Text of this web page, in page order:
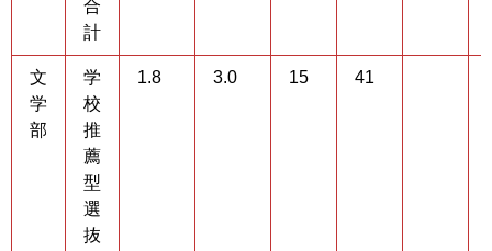
合
計
文
学
部
学
校
推
薦
型
選
抜
1.8 3.0 15 41